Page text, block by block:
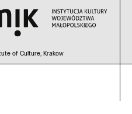
of Culture, Krakow